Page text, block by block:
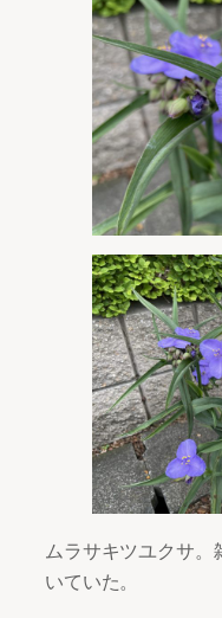
ムラサキツユクサ
いていた。